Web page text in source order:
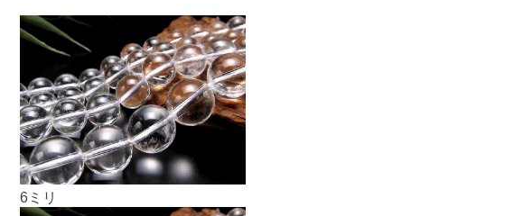
6ミリ